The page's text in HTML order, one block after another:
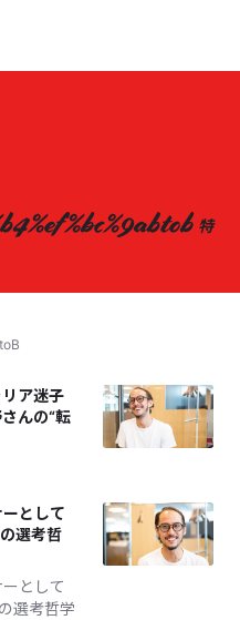
特
リア迷子
んの“転
ーとして
選考哲
として
選考哲学